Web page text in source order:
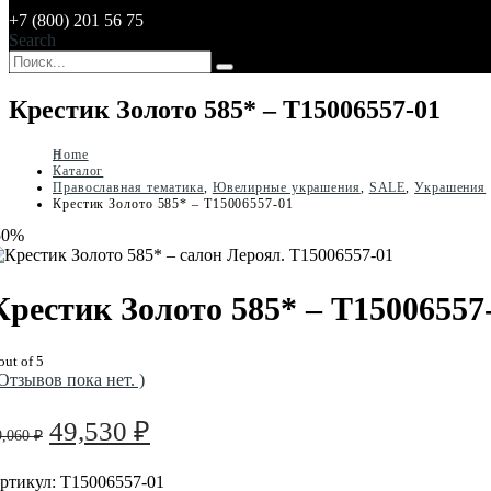
+7 (800) 201 56 75
Search
Крестик Золото 585* – Т15006557-01
Home
Каталог
Православная тематика, Ювелирные украшения, SALE,Украшения
Крестик Золото 585* – Т15006557-01
Золото 585* –
of 5
пока нет. )
₽ Первоначальная
составляла
49,530 ₽
49,530 ₽.
Т15006557-01